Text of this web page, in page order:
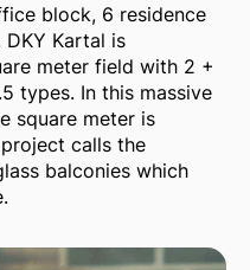
block, 6 residence
Kartal is
meter field with 2 +
types. In this massive
square meter is
calls the
balconies which